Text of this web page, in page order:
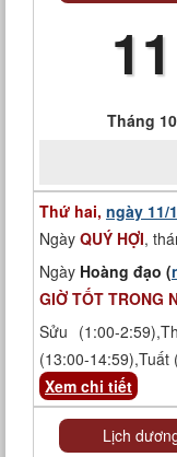
11
Tháng 10
Thứ hai, ngày 11/
Ngày QUÝ HỢI,
Ngày Hoàng đạo (
GIỜ TỐT TRONG
Sửu (1:00-
(13:00-14:59),Tuất
Xem chi tiết
Lịch